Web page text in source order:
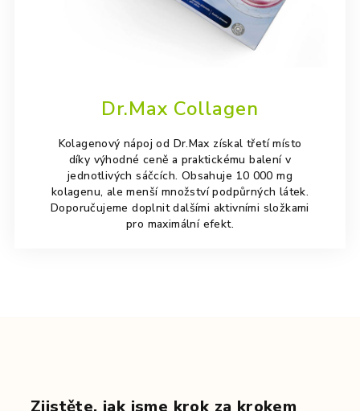
Dr.Max Collagen
Kolagenový nápoj od Dr.Max získal třetí místo
díky výhodné ceně a praktickému balení v
jednotlivých sáčcích. Obsahuje 10 000 mg
kolagenu, ale menší množství podpůrných látek.
Doporučujeme doplnit dalšími aktivními složkami
pro maximální efekt.
Zjistěte, jak jsme krok za krokem